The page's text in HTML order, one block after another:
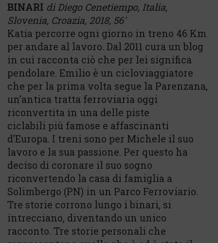
BINARI di Diego Cenetiempo, Italia,
Slovenia, Croazia, 2018, 56′
Katia percorre ogni giorno in treno 46 Km
per andare al lavoro. Dal 2011 cura un blog
in cui racconta ciò che per lei significa
pendolare. Emilio è un cicloviaggiatore
che per la prima volta segue la Parenzana,
un’antica tratta ferroviaria oggi
riconvertita in una delle piste
ciclabili più famose e affascinanti
d’Europa. I treni sono per Michele il suo
lavoro e la sua passione. Per questo ha
deciso di coronare il suo sogno
riconvertendo la casa di famiglia a
Solimbergo (PN) in un Parco Ferroviario.
Tre storie corrono lungo i binari, si
intrecciano, diventando un unico
racconto. Tre storie personali che